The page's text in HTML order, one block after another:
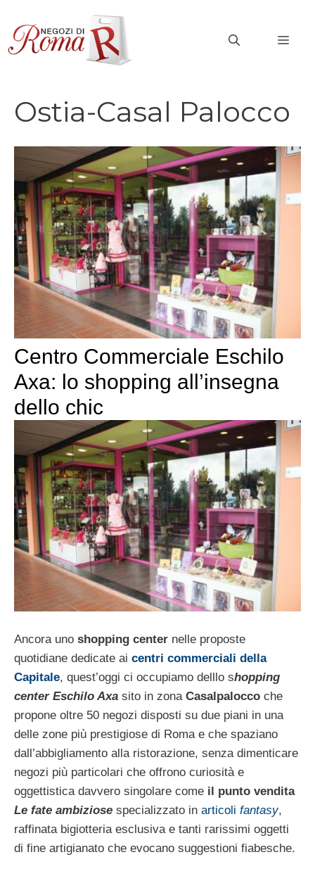
contenuto
Ostia-Casal Palocco
Centro Commerciale Eschilo
Axa: lo shopping all’insegna
dello chic
Ancora uno shopping center nelle proposte
quotidiane dedicate ai centri commerciali della
Capitale, quest’oggi ci occupiamo delllo shopping
center Eschilo Axa sito in zonaCasalpalocco che
propone oltre 50 negozi disposti su due piani in una
delle zone più prestigiose di Roma e che spaziano
dall’abbigliamento alla ristorazione, senza dimenticare
negozi più particolari che offrono curiosità e
oggettistica davvero singolare come il punto vendita
Le fate ambiziose specializzato in articoli fantasy,
raffinata bigiotteria esclusiva e tanti rarissimi oggetti
di fine artigianato che evocano suggestioni fiabesche.